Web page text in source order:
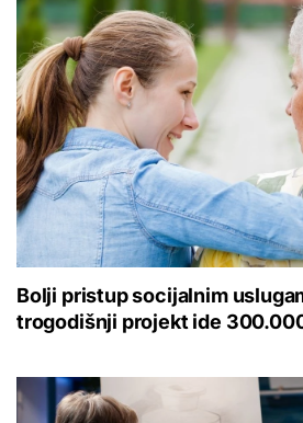
Bolji pristup socijalnim
trogodišnji projekt ide